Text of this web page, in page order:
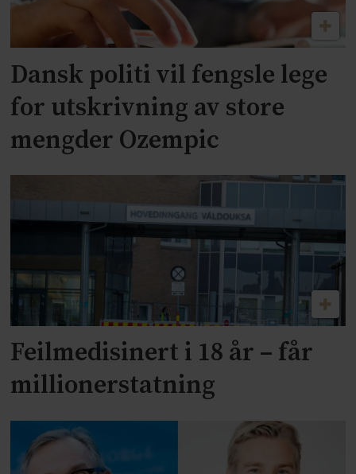
Dansk politi vil fengsle lege
for utskrivning av store
mengder Ozempic
Feilmedisinert i 18 år – får
millionerstatning